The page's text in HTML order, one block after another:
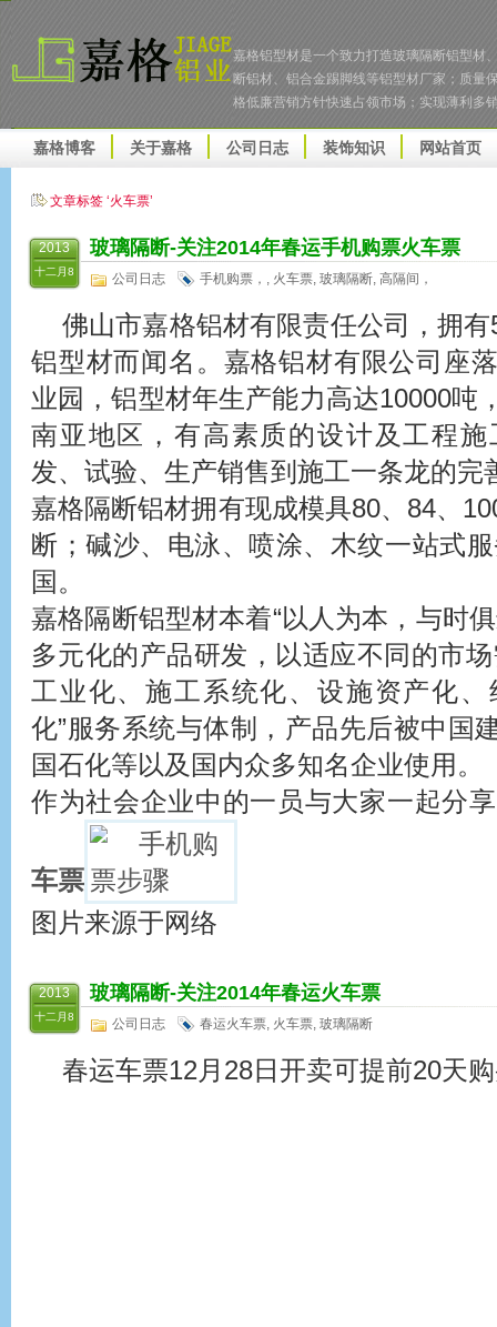
嘉格铝型材是一个致力打造玻璃隔断铝型材
断铝材、铝合金踢脚线等铝型材厂家；质量
格低廉营销方针快速占领市场；实现薄利多
嘉格博客 关于嘉格 公司日志 装饰知识 网站首页
文章标签 ‘火车票’
2013
十二月8
玻璃隔断-关注2014年春运手机购票火车票
公司日志 手机购票， , 火车票, 玻璃隔断, 高隔间，
佛山市嘉格铝材有限责任公司，拥
铝型材而闻名。嘉格铝材有限公司座
业园，铝型材年生产能力高达10000吨
南亚地区，有高素质的设计及工程
发、试验、生产销售到施工一条龙的完
嘉格隔断铝材拥有现成模具80、84、
断；碱沙、电泳、喷涂、木纹一站式
国。
嘉格隔断铝型材本着“以人为本，与时
多元化的产品研发，以适应不同的市
工业化、施工系统化、设施资产化
化”服务系统与体制，产品先后被中国
国石化等以及国内众多知名企业使用。
作为社会企业中的一员与大家一起分
车票
图片来源于网络
2013
十二月8
玻璃隔断-关注2014年春运火车票
公司日志 春运火车票, 火车票, 玻璃隔断
春运车票12月28日开卖可提前20天